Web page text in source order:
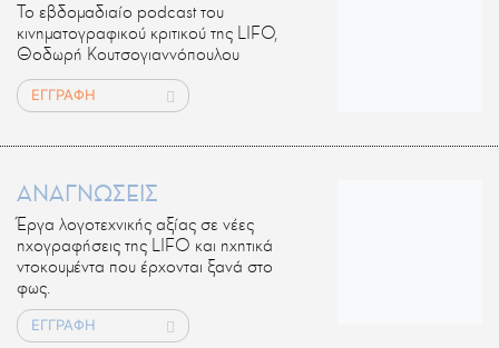
Το εβδομαδιαίο podcast του
κινηματογραφικού κριτικού της LIFO,
Θοδωρή Κουτσογιαννόπουλου
ΕΓΓΡΑΦΗ
ΑΝΑΓΝΩΣΕΙΣ
Έργα λογοτεχνικής αξίας σε νέες
ηχογραφήσεις της LIFO και ηχητικά
ντοκουμέντα που έρχονται ξανά στο
φως.
ΕΓΓΡΑΦΗ